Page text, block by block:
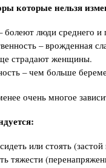
которые нельзя
болеют люди среднего и
– врожденная
страдают женщины.
– чем больше
очень многое
или стоять
тяжести